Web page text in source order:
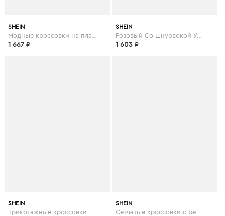
SHEIN
1 667 ₽
SHEIN
Розовый Со шнурвокой Удобный Кеды
1 603 ₽
SHEIN SHEIN
Сетчатые кроссовки с ремешком на липучке